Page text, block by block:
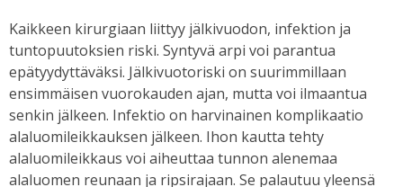
Kaikkeen kirurgiaan liittyy jälkivuodon, infektion ja
tuntopuutoksien riski. Syntyvä arpi voi parantua
epätyydyttäväksi. Jälkivuotoriski on suurimmillaan
ensimmäisen vuorokauden ajan, mutta voi ilmaantua
senkin jälkeen. Infektio on harvinainen komplikaatio
alaluomileikkauksen jälkeen. Ihon kautta tehty
alaluomileikkaus voi aiheuttaa tunnon alenemaa
alaluomen reunaan ja ripsirajaan. Se palautuu yleensä